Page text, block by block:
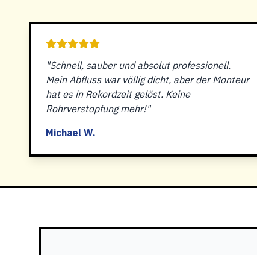
"Schnell, sauber und absolut professionell.
Mein Abfluss war völlig dicht, aber der Monteur
hat es in Rekordzeit gelöst. Keine
Rohrverstopfung mehr!"
Michael W.